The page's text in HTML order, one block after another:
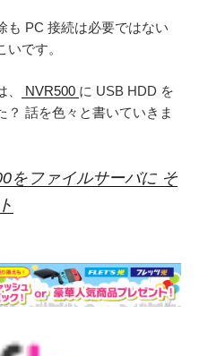
も PC 接続は必要ではない
いです。
NVR500 に USB HDD を
話を色々と書いていきま
をファイルサーバに そ